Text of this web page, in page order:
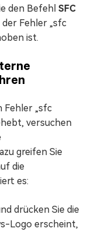
den Befehl SFC
Fehler „sfc
ist.
Fehler „sfc
versuchen
greifen Sie
die
es:
drücken Sie die
Logo erscheint,